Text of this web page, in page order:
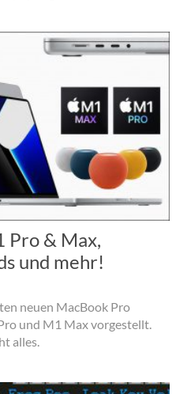
Pro & Max,
und mehr!
neuen MacBook Pro
und M1 Max vorgestellt.
alles.